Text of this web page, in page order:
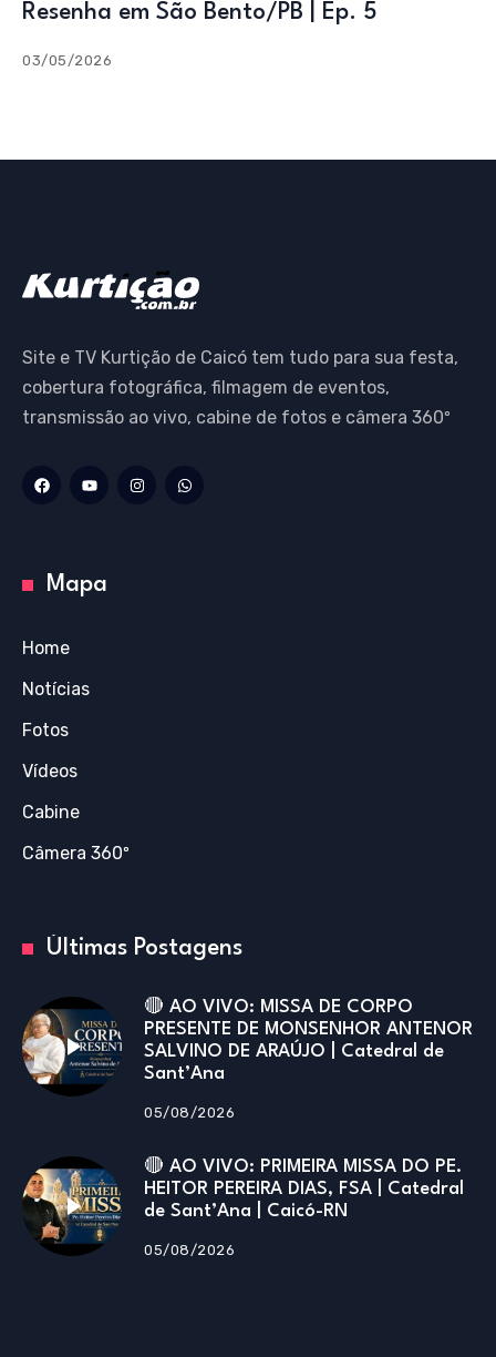
Resenha em São Bento/PB | Ep. 5
03/05/2026
Site e TV Kurtição de Caicó tem tudo para sua festa,
cobertura fotográfica, filmagem de eventos,
transmissão ao vivo, cabine de fotos e câmera 360º
Mapa
Home
Notícias
Fotos
Vídeos
Cabine
Câmera 360º
Últimas Postagens
🔴 AO VIVO: MISSA DE CORPO
PRESENTE DE MONSENHOR ANTENOR
SALVINO DE ARAÚJO | Catedral de
Sant’Ana
05/08/2026
🔴 AO VIVO: PRIMEIRA MISSA DO PE.
HEITOR PEREIRA DIAS, FSA | Catedral
de Sant’Ana | Caicó-RN
05/08/2026